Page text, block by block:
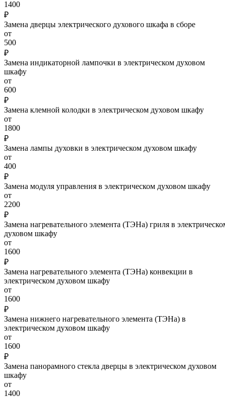
1400
₽
Замена дверцы электрического духового шкафа в сборе
от
500
₽
Замена индикаторной лампочки в электрическом духовом
шкафу
от
600
₽
Замена клемной колодки в электрическом духовом шкафу
от
1800
₽
Замена лампы духовки в электрическом духовом шкафу
от
400
₽
Замена модуля управления в электрическом духовом шкафу
от
2200
₽
Замена нагревательного элемента (ТЭНа) гриля в
духовом шкафу
от
1600
₽
Замена нагревательного элемента (ТЭНа) конвекции в
электрическом духовом шкафу
от
1600
₽
Замена нижнего нагревательного элемента (ТЭНа) в
электрическом духовом шкафу
от
1600
₽
Замена панорамного стекла дверцы в электрическом духовом
шкафу
от
1400